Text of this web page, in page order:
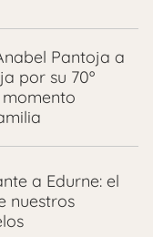
Pantoja a
por su 70º
a Edurne: el
nuestros